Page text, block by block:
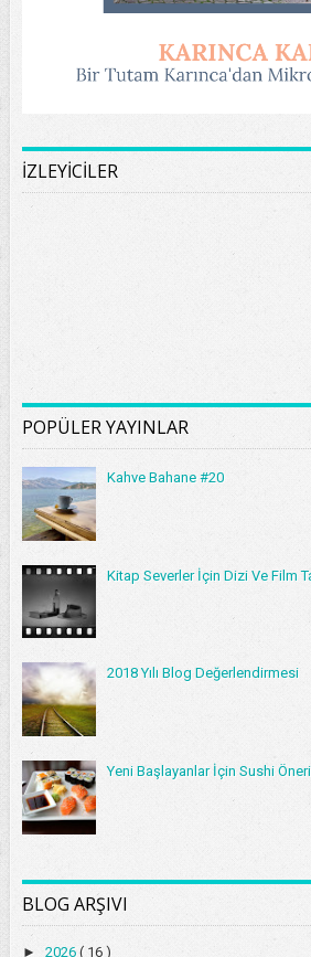
İZLEYİCİLER
POPÜLER YAYINLAR
Kahve Bahane #20
Kitap Severler İçin Dizi Ve Film
2018 Yılı Blog Değerlendirmesi
Yeni Başlayanlar İçin Sushi
BLOG ARŞIVI
► 2026 ( 16 )